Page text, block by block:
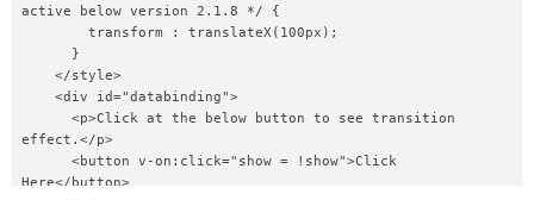
active below version 2.1.8 */ {
effect.</p>
Here</button>